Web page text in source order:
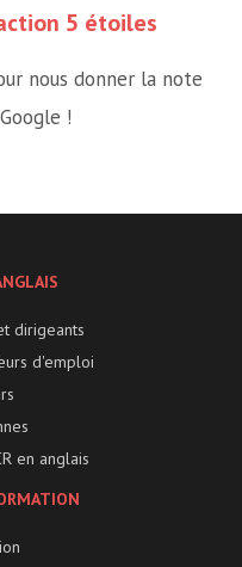
5 étoiles
nous donner la note
!
dirigeants
d'emploi
en anglais